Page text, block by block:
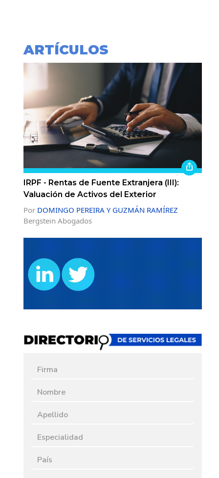
ARTÍCULOS
IRPF - Rentas de Fuente Extranjera (III):
Valuación de Activos del Exterior
Por DOMINGO PEREIRA Y GUZMÁN RAMÍREZ
Bergstein Abogados